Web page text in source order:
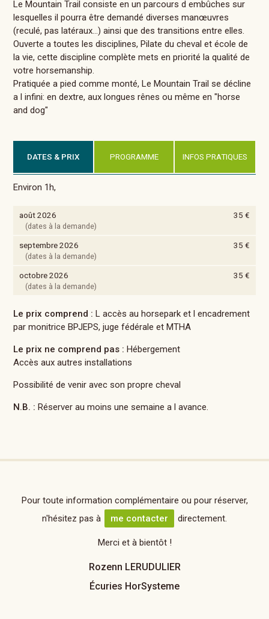
Le Mountain Trail consiste en un parcours d embûches sur
lesquelles il pourra être demandé diverses manœuvres
(reculé, pas latéraux...) ainsi que des transitions entre elles.
Ouverte a toutes les disciplines, Pilate du cheval et école de
la vie, cette discipline complète mets en priorité la qualité de
votre horsemanship.
Pratiquée a pied comme monté, Le Mountain Trail se décline
a l infini: en dextre, aux longues rênes ou même en "horse
and dog"
DATES & PRIX PROGRAMME INFOS PRATIQUES
Environ 1h,
août 2026 35 €
(dates à la demande)
septembre 2026 35 €
(dates à la demande)
octobre 2026 35 €
(dates à la demande)
Le prix comprend : L accès au horsepark et l encadrement
par monitrice BPJEPS, juge fédérale et MTHA
Le prix ne comprend pas : Hébergement
Accès aux autres installations
Possibilité de venir avec son propre cheval
N.B. : Réserver au moins une semaine a l avance.
Pour toute information complémentaire ou pour réserver,
n'hésitez pas à
me contacter directement.
Merci et à bientôt !
Rozenn LERUDULIER
Écuries HorSysteme